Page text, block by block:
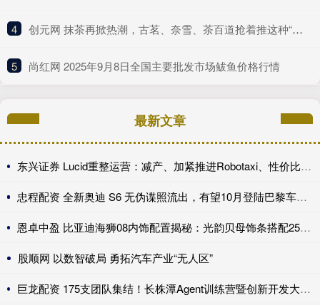
4 ​创元网 抹茶再掀热潮，古茗、奈雪、茶百道抢着推这种“浓”新品
5 ​尚红网 2025年9月8日全国主要批发市场鲅鱼价格行情
最新文章
东兴证券 Lucid重整运营：减产、加紧推进Robotaxi、性价比车型继续跳票
忠程配资 全新奥迪 S6 无伪谍照流出，有望10月登陆巴黎车展完成首秀!
恩卓中盈 比亚迪海狮08内饰配置揭秘：光韵贝母饰条搭配25扬帝瓦雷音响登场
股顺网 以数智破局 勇拓汽车产业“无人区”
巨龙配资 175支团队集结！长株潭Agent训练营暨创新开发大赛第一期训练营开讲